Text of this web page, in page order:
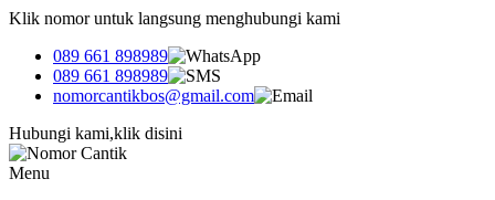
Klik nomor untuk langsung menghubungi kami
089 661 898989
089 661 898989
nomorcantikbos@gmail.com
Hubungi kami,klik disini
Menu